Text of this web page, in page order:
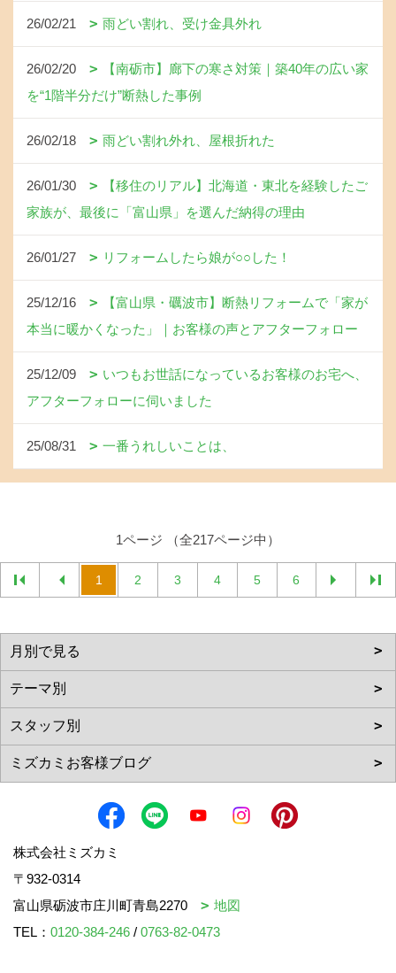
26/02/21 雨どい割れ、受け金具外れ
26/02/20
【南砺市】廊下の寒さ対策｜築40年の広い家
を“1階半分だけ”断熱した事例
26/02/18 雨どい割れ外れ、屋根折れた
26/01/30
【移住のリアル】北海道・東北を経験したご
家族が、最後に「富山県」を選んだ納得の理由
26/01/27 リフォームしたら娘が○○した！
25/12/16
【富山県・礪波市】断熱リフォームで「家が
本当に暖かくなった」｜お客様の声とアフターフォロー
25/12/09
いつもお世話になっているお客様のお宅へ、
アフターフォローに伺いました
25/08/31 一番うれしいことは、
1ページ （全217ページ中）
1 2 3 4 5 6
株式会社ミズカミ
〒932-0314
富山県砺波市庄川町青島2270
地図
TEL： 0120-384-246 / 0763-82-0473